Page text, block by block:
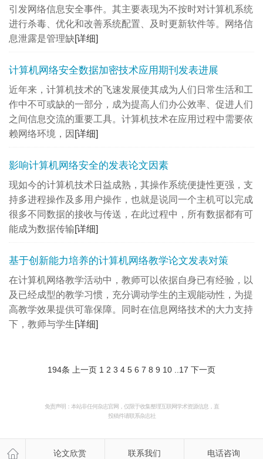
引发网络信息安全事件。其主要表现为不按时对计算机系统
进行杀毒、优化和改善系统配置、及时更新软件等。网络信
息泄露是管理缺[详细]
计算机网络安全数据加密技术应用期刊发表进展
近年来，计算机技术的飞速发展使其成为人们日常生活和工
作中不可或缺的一部分，成为提高人们办公效率、促进人们
之间信息交流的重要工具。计算机技术在应用过程中需要依
赖网络环境，因 [详细]
影响计算机网络安全的发表论文因素
现如今的计算机技术日益成熟，其操作系统便捷性更强，支
持多进程操作及多用户操作，也就是说同一个主机可以完成
很多不同数据的接收与传送，在此过程中，所有数据都有可
能成为数据传输[详细]
基于创新能力培养的计算机网络教学论文发表对策
在计算机网络教学活动中，教师可以依据自身已有经验，以
及已经成型的教学习惯，充分调动学生的主观能动性，为提
高教学效果提供可靠保障。同时在信息网络技术的大力支持
下，教师与学生[详细]
194条 上一页 1 2 3 4 5 6 7 8 9 10 17 下一页
论文欣赏 联系我们 电话咨询
免责声明：本站非任何杂志官网，仅限于收集整理互联网学术资源信息，直
投稿件请联系杂志社